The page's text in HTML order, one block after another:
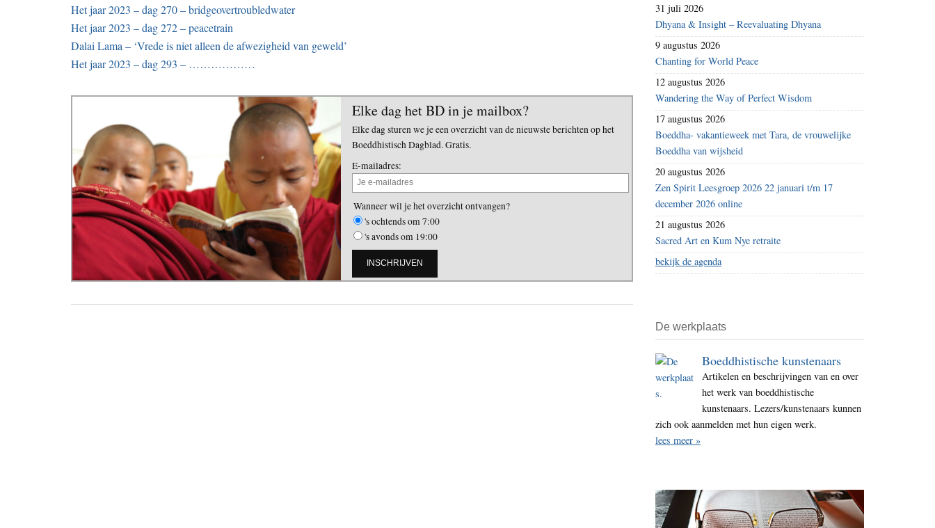
Het jaar 2023 – dag 270 – bridgeovertroubledwater
Het jaar 2023 – dag 272 – peacetrain
Dalai Lama – ‘Vrede is niet alleen de afwezigheid van geweld’
Het jaar 2023 – dag 293 – ………………
Elke dag het BD in je mailbox?
Elke dag sturen we je een overzicht van de nieuwste berichten op het
Boeddhistisch Dagblad. Gratis.
E-mailadres:
Wanneer wil je het overzicht ontvangen?
's ochtends om 7:00
's avonds om 19:00
31 juli 2026
Dhyana & Insight – Reevaluating Dhyana
9 augustus 2026
Chanting for World Peace
12 augustus 2026
Wandering the Way of Perfect Wisdom
17 augustus 2026
Boeddha- vakantieweek met Tara, de vrouwelijke
Boeddha van wijsheid
20 augustus 2026
Zen Spirit Leesgroep 2026 22 januari t/m 17
december 2026 online
21 augustus 2026
Sacred Art en Kum Nye retraite
bekijk de agenda
De werkplaats
Boeddhistische kunstenaars
Artikelen en beschrijvingen van en over
het werk van boeddhistische
kunstenaars. Lezers/kunstenaars kunnen
zich ook aanmelden met hun eigen werk.
lees meer »